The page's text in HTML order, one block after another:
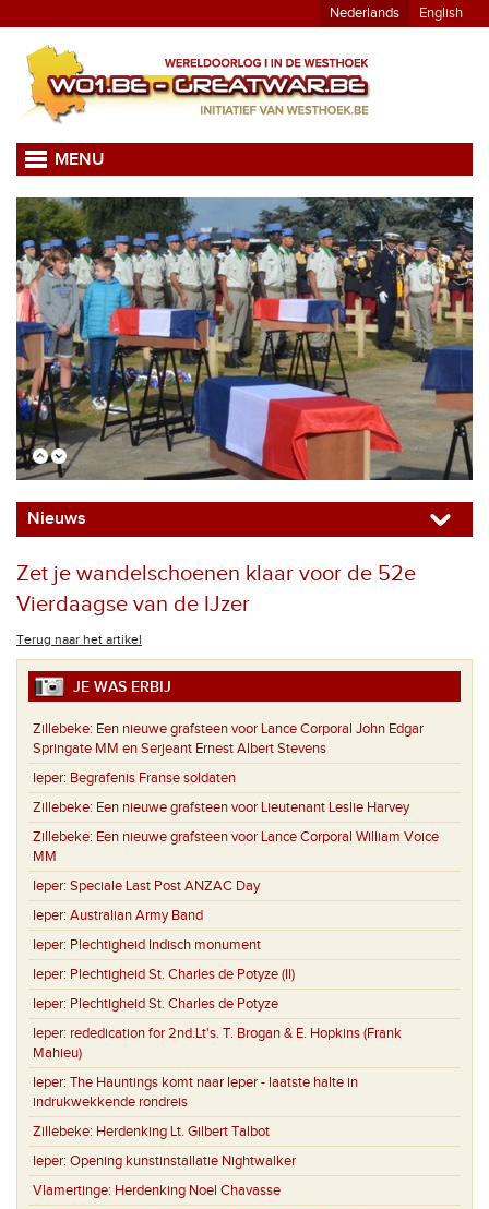
Nederlands English
MENU
Nieuws
Zet je wandelschoenen klaar voor de 52e
Vierdaagse van de IJzer
Terug naar het artikel
JE WAS ERBIJ
Zillebeke: Een nieuwe grafsteen voor Lance Corporal John Edgar
Springate MM en Serjeant Ernest Albert Stevens
Ieper: Begrafenis Franse soldaten
Zillebeke: Een nieuwe grafsteen voor Lieutenant Leslie Harvey
Zillebeke: Een nieuwe grafsteen voor Lance Corporal William Voice
MM
Ieper: Speciale Last Post ANZAC Day
Ieper: Australian Army Band
Ieper: Plechtigheid Indisch monument
Ieper: Plechtigheid St. Charles de Potyze (II)
Ieper: Plechtigheid St. Charles de Potyze
Ieper: rededication for 2nd.Lt's. T. Brogan & E. Hopkins (Frank
Mahieu)
Ieper: The Hauntings komt naar Ieper - laatste halte in
indrukwekkende rondreis
Zillebeke: Herdenking Lt. Gilbert Talbot
Ieper: Opening kunstinstallatie Nightwalker
Vlamertinge: Herdenking Noel Chavasse